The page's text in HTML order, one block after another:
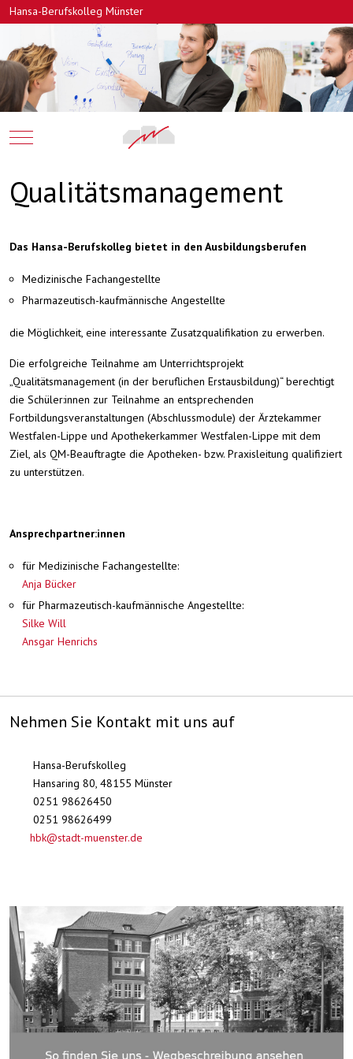
Hansa-Berufskolleg Münster
Mobile Menu Toggle
Qualitätsmanagement
Das Hansa-Berufskolleg bietet in den Ausbildungsberufen
Medizinische Fachangestellte
Pharmazeutisch-kaufmännische Angestellte
die Möglichkeit, eine interessante Zusatzqualifikation zu erwerben.
Die erfolgreiche Teilnahme am Unterrichtsprojekt
„Qualitätsmanagement (in der beruflichen Erstausbildung)“ berechtigt
die Schüler:innen zur Teilnahme an entsprechenden
Fortbildungsveranstaltungen (Abschlussmodule) der Ärztekammer
Westfalen-Lippe und Apothekerkammer Westfalen-Lippe mit dem
Ziel, als QM-Beauftragte die Apotheken- bzw. Praxisleitung qualifiziert
zu unterstützen.
Ansprechpartner:innen
für Medizinische Fachangestellte:
Anja Bücker
für Pharmazeutisch-kaufmännische Angestellte:
Silke Will
Ansgar Henrichs
Nehmen Sie Kontakt mit uns auf
Hansa-Berufskolleg
Hansaring 80, 48155 Münster
0251 98626450
0251 98626499
hbk@stadt-muenster.de